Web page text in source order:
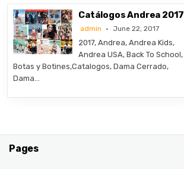
Catálogos Andrea 2017
admin June 22, 2017
2017, Andrea, Andrea Kids,
Andrea USA, Back To School,
Botas y Botines,Catalogos, Dama Cerrado,
Dama…
Pages